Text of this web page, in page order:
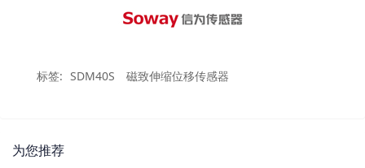
标签: SDM40S 磁致伸缩位移传感器
为您推荐